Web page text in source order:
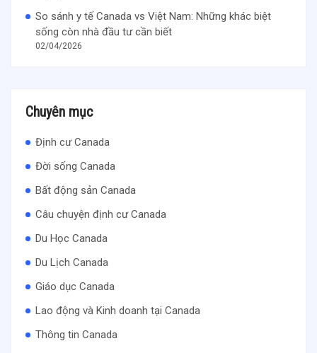
So sánh y tế Canada vs Việt Nam: Những khác biệt
sống còn nhà đầu tư cần biết
02/04/2026
Chuyên mục
Định cư Canada
Đời sống Canada
Bất động sản Canada
Câu chuyện định cư Canada
Du Học Canada
Du Lịch Canada
Giáo dục Canada
Lao động và Kinh doanh tại Canada
Thông tin Canada